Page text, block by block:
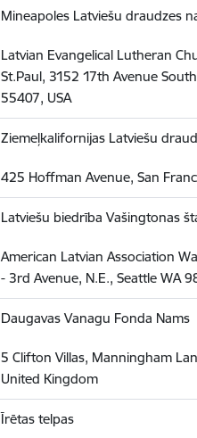
Mineapoles Latviešu draudzes
Latvian Evangelical Lutheran
St.Paul, 3152 17th Avenue
55407, USA
Ziemeļkalifornijas Latviešu
425 Hoffman Avenue, San
Latviešu biedrība Vašingtonas
American Latvian Association
- 3rd Avenue, N.E., Seattle WA
Daugavas Vanagu Fonda Nams
5 Clifton Villas, Manningham
United Kingdom
Īrētas telpas